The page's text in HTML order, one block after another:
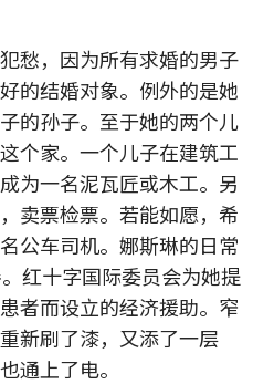
愁，因为所有求婚的男子
的结婚对象。例外的是她
的孙子。至于她的两个儿
个家。一个儿子在建筑工
为一名泥瓦匠或木工。另
卖票检票。若能如愿，希
公车司机。娜斯琳的日常
红十字国际委员会为她提
者而设立的经济援助。窄
新刷了漆，又添了一层
通上了电。